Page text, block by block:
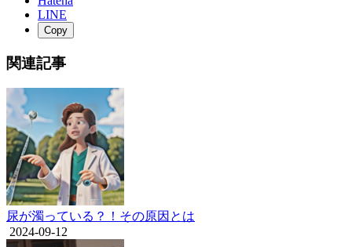
LINE
Copy
関連記事
尿が濁っている？！その原因とは
2024-09-12